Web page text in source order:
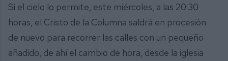
Si el cielo lo permite, este miércoles, a las 20:30
horas, el Cristo de la Columna saldrá en procesión
de nuevo para recorrer las calles con un pequeño
añadido, de ahí el cambio de hora, desde la iglesia